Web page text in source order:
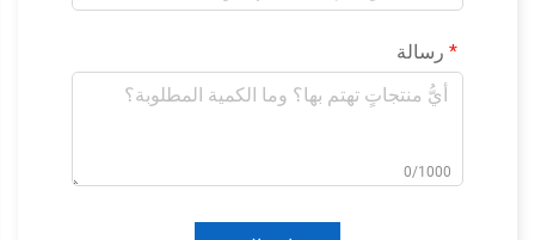
رسالة
0/1000